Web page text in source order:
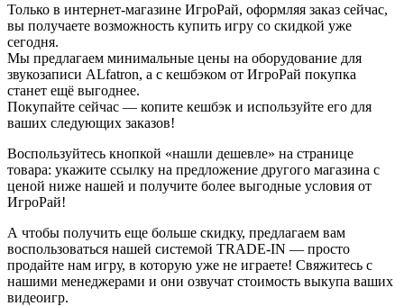
Только в интернет-магазине ИгроРай, оформляя заказ сейчас,
вы получаете возможность купить игру со скидкой уже
сегодня.
Мы предлагаем минимальные цены на оборудование для
звукозаписи ALfatron, а с кешбэком от ИгроРай покупка
станет ещё выгоднее.
Покупайте сейчас — копите кешбэк и используйте его для
ваших следующих заказов!
Воспользуйтесь кнопкой «нашли дешевле» на странице
товара: укажите ссылку на предложение другого магазина с
ценой ниже нашей и получите более выгодные условия от
ИгроРай!
А чтобы получить еще больше скидку, предлагаем вам
воспользоваться нашей системой TRADE-IN — просто
продайте нам игру, в которую уже не играете! Свяжитесь с
нашими менеджерами и они озвучат стоимость выкупа ваших
видеоигр.